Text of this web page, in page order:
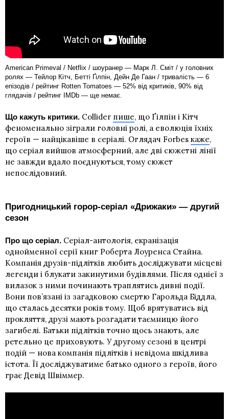
American Primeval / Netflix / шоуранер — Марк Л. Сміт / у головних
ролях — Тейлор Кітч, Бетті Ґілпін, Дейн Де Гаан / тривалість — 6
епізодів / рейтинг Rotten Tomatoes — 52% від критиків, 90% від
глядачів / рейтинг IMDb — ще немає.
Що кажуть критики. Collider пише, що Ґілпін і Кітч
феноменально зіграли головні ролі, а еволюція їхніх
героїв — найцікавіше в серіалі. Оглядач Forbes каже,
що серіал вийшов атмосферний, але дві сюжетні лінії
не завжди вдало поєднуються, тому сюжет
непослідовний.
Пригодницький горор-серіал «Дрижаки» — другий
сезон
Про що серіал. Серіал-антологія, екранізація
однойменної серії книг Роберта Лоуренса Стайна.
Компанія друзів-підлітків любить досліджувати місцеві
легенди і блукати закинутими будівлями. Після однієї з
вилазок з ними починають траплятись дивні події.
Вони пов’язані із загадковою смертю Гарольда Біддла,
що сталась десятки років тому. Щоб врятуватись від
прокляття, друзі мають розгадати таємницю його
загибелі. Батьки підлітків точно щось знають, але
ретельно це приховують. У другому сезоні в центрі
подій — нова компанія підлітків і невідома шкідлива
істота. Її досліджуватиме батько одного з героїв, його
грає Девід Швіммер.